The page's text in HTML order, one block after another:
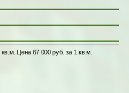
Цена 67 000 руб. за 1 кв.м.